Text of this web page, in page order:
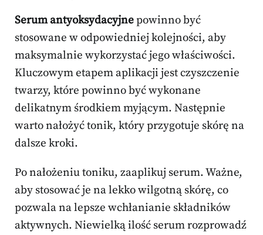
Serum antyoksydacyjnepowinno być
stosowane w odpowiedniej kolejności, aby
maksymalnie wykorzystać jego właściwości.
Kluczowym etapem aplikacji jest czyszczenie
twarzy, które powinno być wykonane
delikatnym środkiem myjącym. Następnie
warto nałożyć tonik, który przygotuje skórę na
dalsze kroki.
Po nałożeniu toniku, zaaplikuj serum. Ważne,
aby stosować je na lekko wilgotną skórę, co
pozwala na lepsze wchłanianie składników
aktywnych. Niewielką ilość serum rozprowadź